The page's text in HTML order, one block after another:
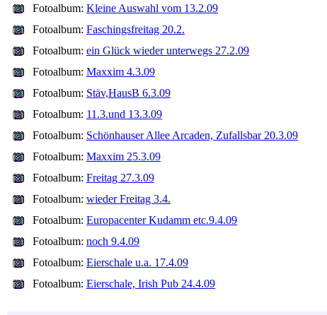
Fotoalbum: Kleine Auswahl vom 13.2.09
Fotoalbum: Faschingsfreitag 20.2.
Fotoalbum: ein Glück wieder unterwegs 27.2.09
Fotoalbum: Maxxim 4.3.09
Fotoalbum: Stäv,HausB 6.3.09
Fotoalbum: 11.3.und 13.3.09
Fotoalbum: Schönhauser Allee Arcaden, Zufallsbar 20.3.09
Fotoalbum: Maxxim 25.3.09
Fotoalbum: Freitag 27.3.09
Fotoalbum: wieder Freitag 3.4.
Fotoalbum: Europacenter Kudamm etc.9.4.09
Fotoalbum: noch 9.4.09
Fotoalbum: Eierschale u.a. 17.4.09
Fotoalbum: Eierschale, Irish Pub 24.4.09